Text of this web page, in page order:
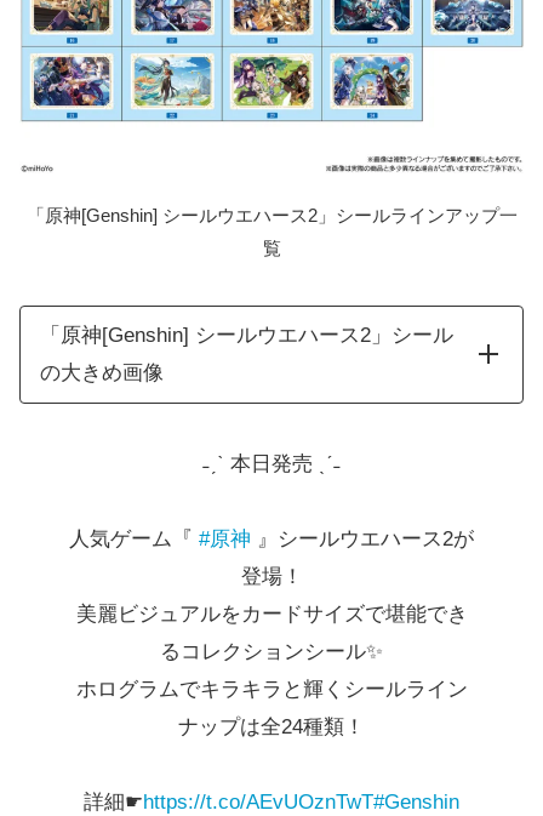
「原神[Genshin] シールウエハース2」シールラインアップ一
覧
「原神[Genshin] シールウエハース2」シール
の大きめ画像
˗ˏˋ 本日発売 ˎˊ˗
人気ゲーム『 #原神 』シールウエハース2が
登場！
美麗ビジュアルをカードサイズで堪能でき
るコレクションシール✨
ホログラムでキラキラと輝️くシールライン
ナップは全24種類！
詳細☛https://t.co/AEvUOznTwT#Genshin